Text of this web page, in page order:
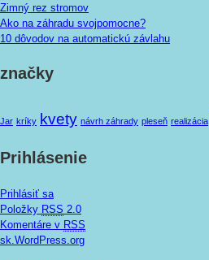
Zimný rez stromov
Ako na záhradu svojpomocne?
10 dôvodov na automatickú závlahu
značky
Jar kríky kvety návrh záhrady pleseň realizácia
Prihlásenie
Prihlásiť sa
Položky RSS 2.0
Komentáre v RSS
sk.WordPress.org